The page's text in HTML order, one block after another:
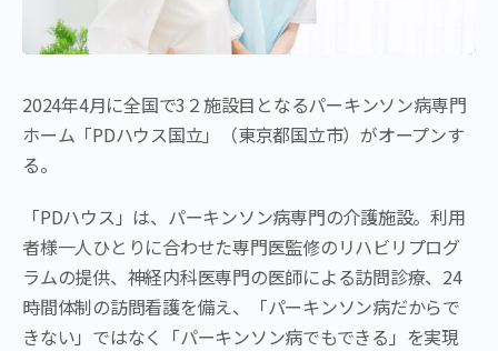
2024年4月に全国で3２施設目となるパーキンソン病専⾨
ホーム「PDハウス国立」（東京都国立市）がオープンす
る。
「PDハウス」は、パーキンソン病専⾨の介護施設。利用
者様一人ひとりに合わせた専門医監修のリハビリプログ
ラムの提供、神経内科医専門の医師による訪問診療、24
時間体制の訪問看護を備え、「パーキンソン病だからで
きない」ではなく「パーキンソン病でもできる」を実現